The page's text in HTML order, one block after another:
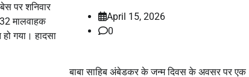
पर शनिवार
मालवाहक
हो गया। हादसा
April 15, 2026
0
बाबा साहिब अंबेडकर के जन्म दिवस के अवसर पर एक